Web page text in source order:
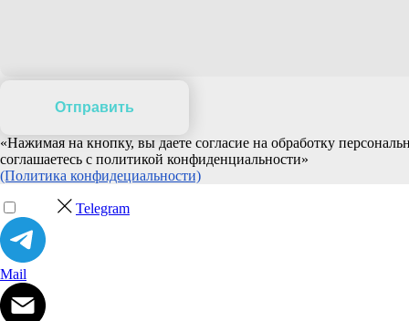
Отправить
«Нажимая на кнопку, вы даете согласие на обработку
соглашаетесь c политикой конфиденциальности»
(Политика конфидециальности)
Telegram
Mail